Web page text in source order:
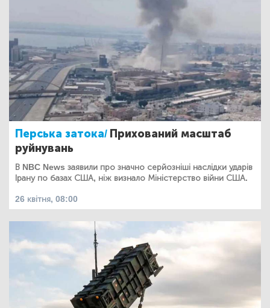
Перська затока/ Прихований масштаб
руйнувань
В NBC News заявили про значно серйозніші наслідки ударів
Ірану по базах США, ніж визнало Міністерство війни США.
26 квітня, 08:00